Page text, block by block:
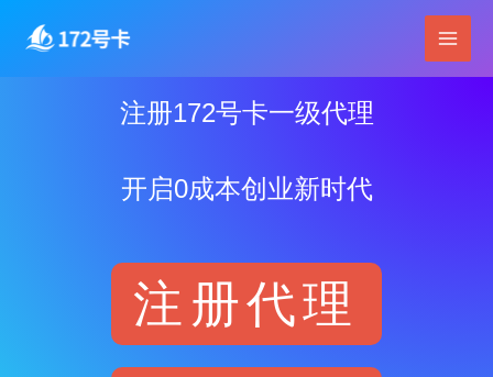
内
Main
注册172号卡一级代理
开启0成本创业新时代
注册代理